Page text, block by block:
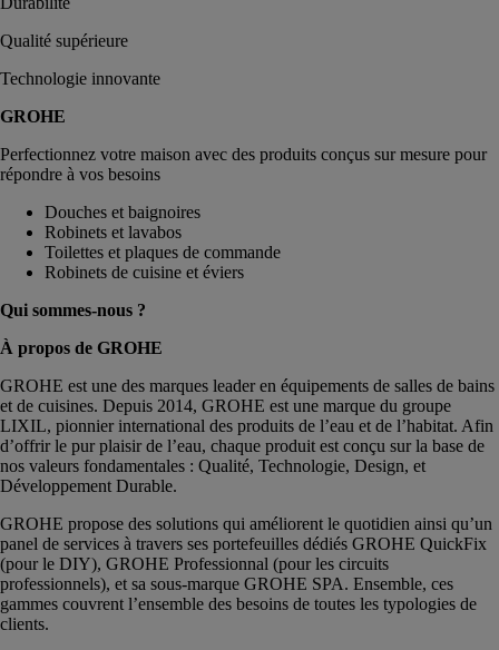
Qualité supérieure
Technologie innovante
GROHE
Perfectionnez votre maison avec des produits conçus sur mesure pour
répondre à vos besoins
Douches et baignoires
Robinets et lavabos
Toilettes et plaques de commande
Robinets de cuisine et éviers
Qui sommes-nous ?
À propos de GROHE
GROHE est une des marques leader en équipements de salles de bains
et de cuisines. Depuis 2014, GROHE est une marque du groupe
LIXIL, pionnier international des produits de l’eau et de l’habitat. Afin
d’offrir le pur plaisir de l’eau, chaque produit est conçu sur la base de
nos valeurs fondamentales : Qualité, Technologie, Design, et
Développement Durable.
GROHE propose des solutions qui améliorent le quotidien ainsi qu’un
panel de services à travers ses portefeuilles dédiés GROHE QuickFix
(pour le DIY), GROHE Professionnal (pour les circuits
professionnels), et sa sous-marque GROHE SPA. Ensemble, ces
gammes couvrent l’ensemble des besoins de toutes les typologies de
clients.